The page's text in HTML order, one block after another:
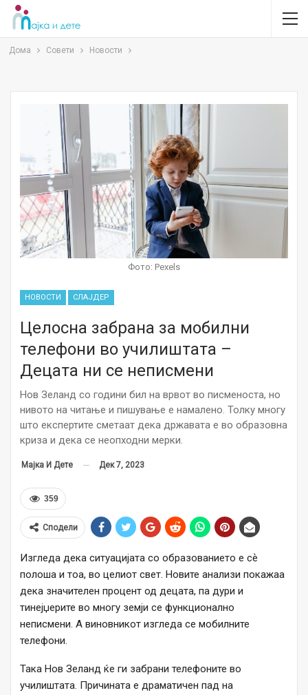
Дома Совети Новости
Фото: Pexels
НОВОСТИ СЛАЈДЕР
Целосна забрана за мобилни
телефони во училиштата –
Децата ни се неписмени
Нов Зеланд со години бил на врвот во писменоста, но
нивото на читање и пишување е намалено. Толку многу
што експертите сметаат дека државата е во образовна
криза и дека се неопходни мерки.
Мајка И Дете Дек 7, 2023
359
Сподели
Изгледа дека ситуацијата со образованието е сѐ
полоша и тоа, во целиот свет. Новите анализи покажаа
дека значителен процент од децата, па дури и
тинејџерите во многу земји се функционално
неписмени. А виновникот изгледа се мобилните
телефони.
Така Нов Зеланд ќе ги забрани телефоните во
училиштата. Причината е драматичен пад на